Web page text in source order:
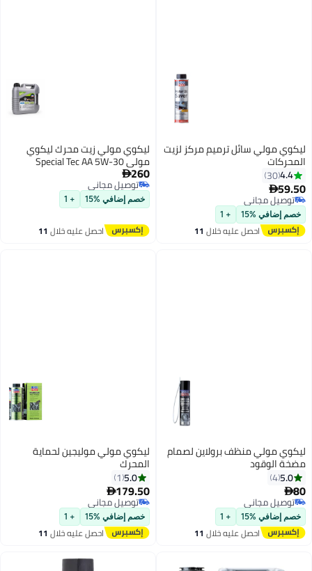
ليكوي مولي سائل ترميم مركز لزيت
المحركات
4.4
30
59.50
توصيل مجاني
توصيل مجاني
خصم إضافي %15 + 1
احصل عليه خلال 11
اغسطس
ليكوي مولي زيت محرك ليكوي
مولي Special Tec AA 5W-30
تخليقي بالكامل 4 لتر – مناسب
للسيارات الآسيوية والأمريكية، أداء
عالي، صنع في ألمانيا
260
توصيل مجاني
توصيل مجاني
خصم إضافي %15 + 1
احصل عليه خلال 11
اغسطس
ليكوي مولي منظف برولاين لصمام
مضخة الوقود
5.0
4
80
توصيل مجاني
توصيل مجاني
خصم إضافي %15 + 1
احصل عليه خلال 11
ليكوي مولي موليجين لحماية
المحرك
5.0
1
179.50
توصيل مجاني
توصيل مجاني
خصم إضافي %15 + 1
احصل عليه خلال 11